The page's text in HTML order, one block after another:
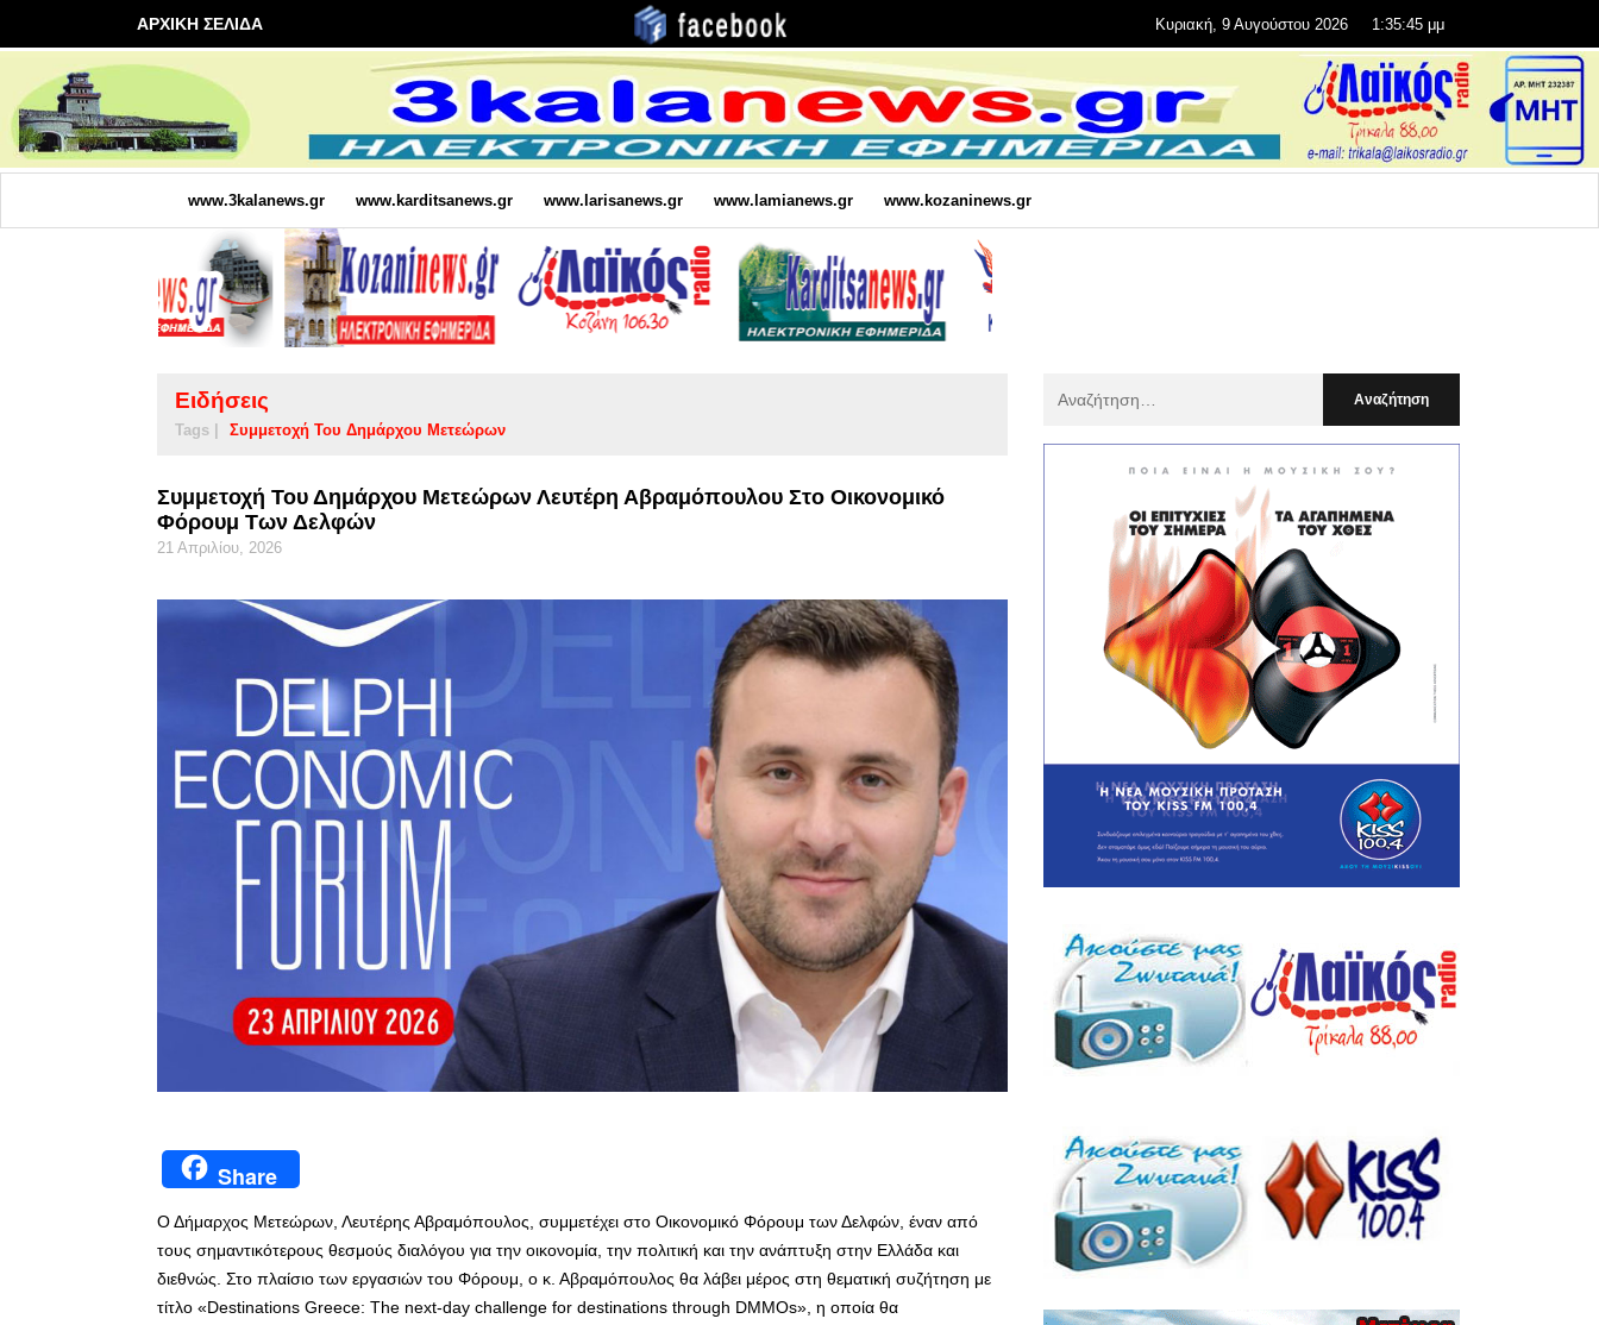
ΑΡΧΙΚΗ ΣΕΛΙΔΑ Κυριακή, 9 Αυγούστου 2026 1:35:46 μμ
www.3kalanews.gr www.karditsanews.gr www.larisanews.gr www.lamianews.gr www.kozaninews.gr
Ειδήσεις
Tags | Συμμετοχή Του Δημάρχου Μετεώρων
Συμμετοχή Του Δημάρχου Μετεώρων Λευτέρη Αβραμόπουλου Στο Οικονομικό
Φόρουμ Των Δελφών
21 Απριλίου, 2026
Share
Ο Δήμαρχος Μετεώρων, Λευτέρης Αβραμόπουλος, συμμετέχει στο Οικονομικό Φόρουμ των Δελφών, έναν από
τους σημαντικότερους θεσμούς διαλόγου για την οικονομία, την πολιτική και την ανάπτυξη στην Ελλάδα και
διεθνώς. Στο πλαίσιο των εργασιών του Φόρουμ, ο κ. Αβραμόπουλος θα λάβει μέρος στη θεματική συζήτηση με
τίτλο «Destinations Greece: The next-day challenge for destinations through DMMOs», η οποία θα
: